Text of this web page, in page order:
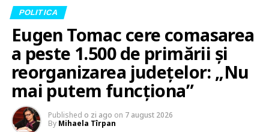
POLITICA
Eugen Tomac cere comasarea
a peste 1.500 de primării și
reorganizarea județelor: „Nu
mai putem funcționa”
Published o zi ago on 7 august 2026
By Mihaela Tîrpan